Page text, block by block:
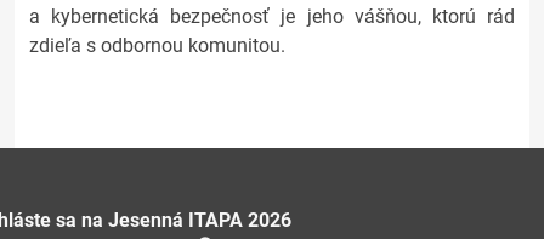
a kybernetická bezpečnosť je jeho vášňou, ktorú rád
zdieľa s odbornou komunitou.
sa na Jesenná ITAPA 2026